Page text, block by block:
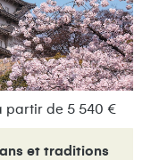
partir de 5 540 €
et traditions